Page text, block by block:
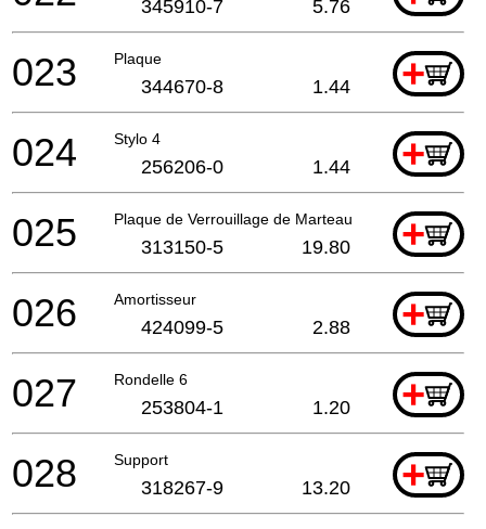
345910-7 5.76
Plaque +
023 344670-8 1.44
Stylo 4 +
024 256206-0 1.44
Plaque de Verrouillage de Marteau +
025 313150-5 19.80
Amortisseur +
026 424099-5 2.88
Rondelle 6 +
027 253804-1 1.20
Support +
028 318267-9 13.20